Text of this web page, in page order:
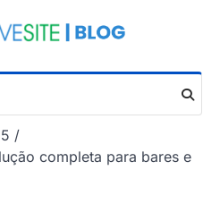
5
completa para bares e